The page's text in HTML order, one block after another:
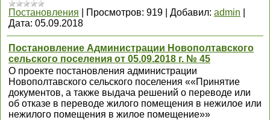
Постановления
Просмотров: 919 Добавил: admin
Дата: 05.09.2018
Постановление Администрации Новополтавского
сельского поселения от 05.09.2018 г. № 45
О проекте постановления администрации
Новополтавского сельского поселения ««Принятие
документов, а также выдача решений о переводе или
об отказе в переводе жилого помещения в нежилое или
нежилого помещения в жилое помещение»»